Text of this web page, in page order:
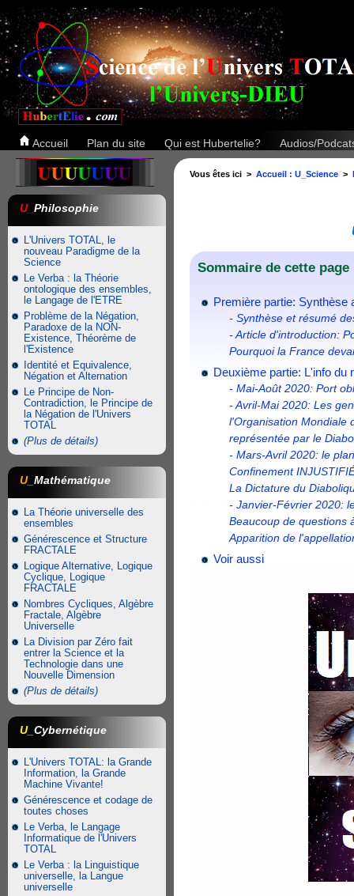
Accueil Plan du site Qui est Hubertelie? Audios/
U_ Philosophie
L'Univers TOTAL, le
nouveau Paradigme de la
Science
Le Verba : la Théorie
ontologique des ensembles,
le Langage de l'ETRE
Problème de la Négation,
Paradoxe de la NON-
Existence, Théorème de
l'Existence
Identité et Equivalence,
Négation et Alternation
Le Principe de Non-
Contradiction, le Principe de
la Négation de l'Univers
TOTAL
(Plus de détails)
U_ Mathématique
La Théorie universelle des
ensembles
Générescence et Structure
FRACTALE
Logique Alternative, Logique
Cyclique, Logique
FRACTALE
Nombres Cycliques, Algèbre
Fractale, Algèbre
Universelle
La Division par Zéro fait
entrer la Science et la
Technologie dans une
Nouvelle Dimension
(Plus de détails)
U_ Cybernétique
L'Univers TOTAL: la Grande
Information, la Grande
Machine Vivante!
Générescence et codage de
toutes choses
Le Verba, le Langage
Informatique de l'Univers
TOTAL
Le Verba : la Linguistique
universelle, la Langue
universelle
Vous êtes ici > Accueil : U_Science >
Sommaire de cette page
Première partie: Synthèse
- Synthèse et résumé
- Article d'introduction:
Pourquoi la France
Deuxième partie: L'info du
- Mai-Août 2020: Port
- Avril-Mai 2020: Les
l'Organisation Mondiale
représentée par le
- Mars-Avril 2020: le
Confinement
La Dictature du
- Janvier-Février 2020:
Beaucoup de questions
Apparition de
Voir aussi